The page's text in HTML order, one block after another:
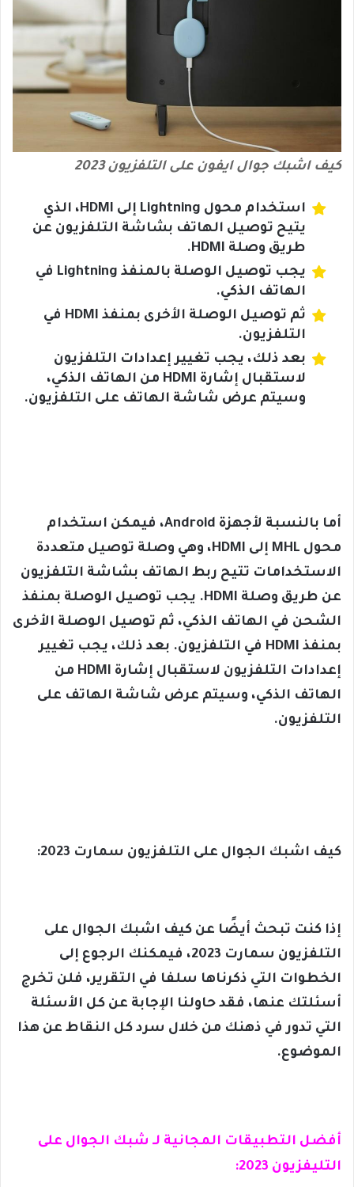
كيف اشبك جوال ايفون على التلفزيون 2023
استخدام محول Lightning إلى HDMI، الذي
يتيح توصيل الهاتف بشاشة التلفزيون عن
طريق وصلة HDMI.
يجب توصيل الوصلة بالمنفذ Lightning في
الهاتف الذكي.
ثم توصيل الوصلة الأخرى بمنفذ HDMI في
التلفزيون.
بعد ذلك، يجب تغيير إعدادات التلفزيون
لاستقبال إشارة HDMI من الهاتف الذكي،
وسيتم عرض شاشة الهاتف على التلفزيون.
أما بالنسبة لأجهزة Android، فيمكن استخدام
محول MHL إلى HDMI، وهي وصلة توصيل متعددة
الاستخدامات تتيح ربط الهاتف بشاشة التلفزيون
عن طريق وصلة HDMI. يجب توصيل الوصلة بمنفذ
الشحن في الهاتف الذكي، ثم توصيل الوصلة الأخرى
بمنفذ HDMI في التلفزيون. بعد ذلك، يجب تغيير
إعدادات التلفزيون لاستقبال إشارة HDMI من
الهاتف الذكي، وسيتم عرض شاشة الهاتف على
التلفزيون.
كيف اشبك الجوال على التلفزيون سمارت 2023:
إذا كنت تبحث أيضًا عن كيف اشبك الجوال على
التلفزيون سمارت 2023، فيمكنك الرجوع إلى
الخطوات التي ذكرناها سلفا في التقرير، فلن تخرج
أسئلتك عنها، فقد حاولنا الإجابة عن كل الأسئلة
التي تدور في ذهنك من خلال سرد كل النقاط عن هذا
الموضوع.
أفضل التطبيقات المجانية لـ شبك الجوال على
التليفزيون 2023: